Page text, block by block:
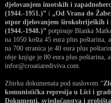
djelovanjem imotskih i
(1944.-1951.)” i „Od Vrana do
otpor djelovanjem širokobrijeških
(1944.-1948.)” potpisuje Blanka
na 1050 košta 45 eura plus poštarina,
na 700 stranica je 40 eura plus
obje knjige je 80 eura plus poštarina,
infor@croatiarediviva.com.
Zbirku dokumenata pod naslovom “
komunistička represija u Lici i
Dokumenti, svjedočanstva i